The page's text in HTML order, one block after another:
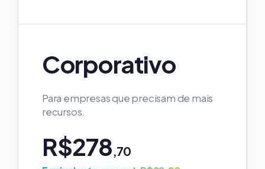
Corporativo
Para empresas que precisam de mais
recursos.
R$278,70